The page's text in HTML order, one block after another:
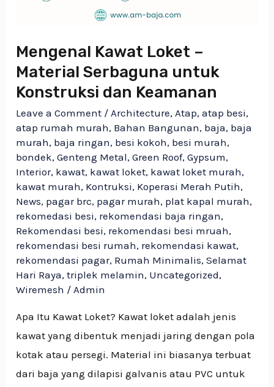
Mengenal Kawat Loket –
Material Serbaguna untuk
Konstruksi dan Keamanan
Leave a Comment /Architecture,Atap,atap besi,
atap rumah murah, Bahan Bangunan, baja, baja
murah, baja ringan, besi kokoh, besi murah,
bondek,Genteng Metal,Green Roof,Gypsum,
Interior, kawat, kawat loket, kawat loket murah,
kawat murah, Kontruksi, Koperasi Merah Putih,
News, pagar brc, pagar murah, plat kapal murah,
rekomedasi besi, rekomendasi baja ringan,
Rekomendasi besi, rekomendasi besi mruah,
rekomendasi besi rumah, rekomendasi kawat,
rekomendasi pagar, Rumah Minimalis,Selamat
Hari Raya,triplek melamin, Uncategorized,
Wiremesh /Admin
Apa Itu Kawat Loket? Kawat loket adalah jenis
kawat yang dibentuk menjadi jaring dengan pola
kotak atau persegi. Material ini biasanya terbuat
dari baja yang dilapisi galvanis atau PVC untuk